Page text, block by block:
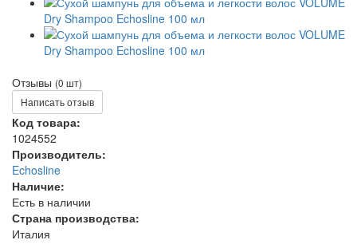
Отзывы (0 шт)
Написать отзыв
Код товара:
1024552
Производитель:
Echosline
Наличие:
Есть в наличии
Страна производства:
Италия